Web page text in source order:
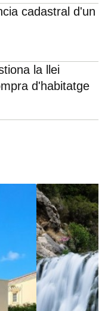
cadastral d'un
la llei
d'habitatge